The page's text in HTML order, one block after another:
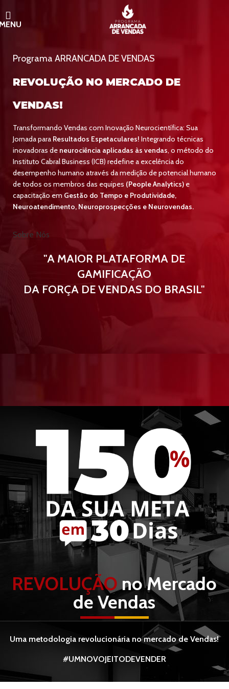
Programa ARRANCADA DE VENDAS
REVOLUÇÃO NO MERCADO DE
VENDAS!
Transformando Vendas com Inovação Neurocientífica: Sua
Jornada para Resultados Espetaculares! Integrando técnicas
inovadoras de neurociência aplicadas às vendas, o método do
Instituto Cabral Business (ICB) redefine a excelência do
desempenho humano através da medição de potencial humano
de todos os membros das equipes (People Analytics) e
capacitação em Gestão do Tempo e Produtividade,
Neuroatendimento, Neuroprospecções e Neurovendas.
Sobre Nós
"A MAIOR PLATAFORMA DE
GAMIFICAÇÃO
DA FORÇA DE VENDAS DO BRASIL"
REVOLUÇÃO no Mercado
de Vendas
Uma metodologia revolucionária no mercado de Vendas!
#UMNOVOJEITODEVENDER